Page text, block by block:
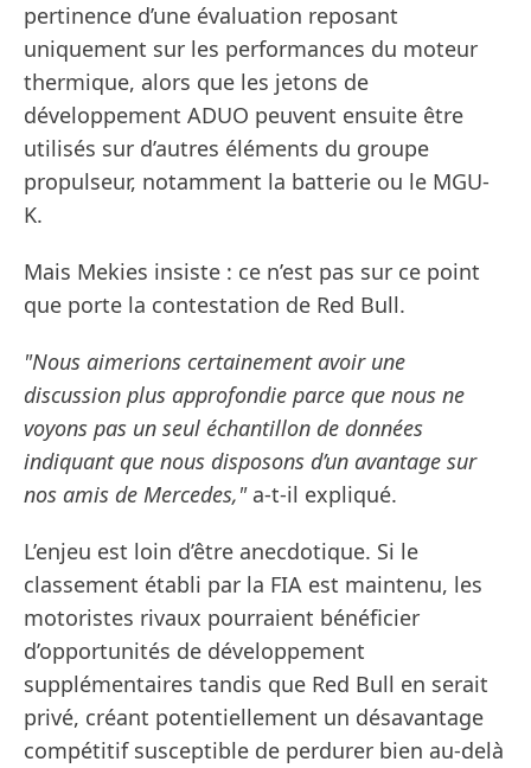
pertinence d’une évaluation reposant
uniquement sur les performances du moteur
thermique, alors que les jetons de
développement ADUO peuvent ensuite être
utilisés sur d’autres éléments du groupe
propulseur, notamment la batterie ou le MGU-
K.
Mais Mekies insiste : ce n’est pas sur ce point
que porte la contestation de Red Bull.
"Nous aimerions certainement avoir une
discussion plus approfondie parce que nous ne
voyons pas un seul échantillon de données
indiquant que nous disposons d’un avantage sur
nos amis de Mercedes,"a-t-il expliqué.
L’enjeu est loin d’être anecdotique. Si le
classement établi par la FIA est maintenu, les
motoristes rivaux pourraient bénéficier
d’opportunités de développement
supplémentaires tandis que Red Bull en serait
privé, créant potentiellement un désavantage
compétitif susceptible de perdurer bien au-delà